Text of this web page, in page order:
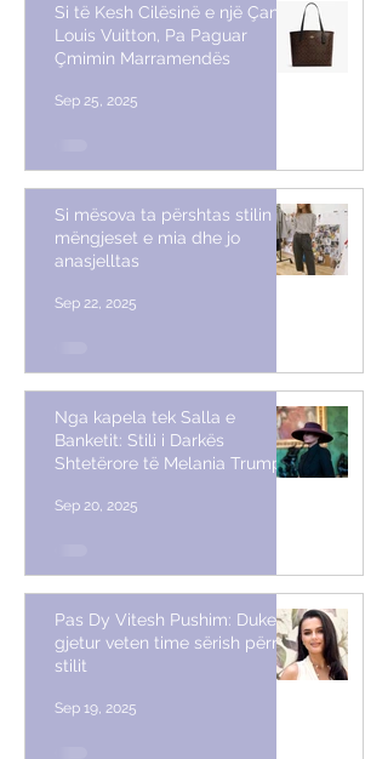
Si të Kesh Cilësinë e një Çante
Louis Vuitton, Pa Paguar
Çmimin Marramendës
Sep 25, 2025
Si mësova ta përshtas stilin me
mëngjeset e mia dhe jo
anasjelltas
Sep 22, 2025
Nga kapela tek Salla e
Banketit: Stili i Darkës
Shtetërore të Melania Trump
Sep 20, 2025
Pas Dy Vitesh Pushim: Duke
gjetur veten time sërish përmes
stilit
Sep 19, 2025